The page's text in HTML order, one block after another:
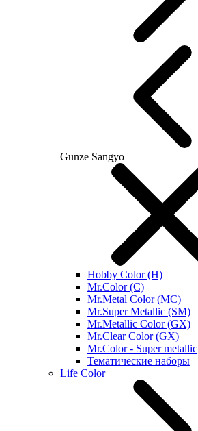
Gunze Sangyo
Hobby Color (H)
Mr.Color (C)
Mr.Metal Color (MC)
Mr.Super Metallic (SM)
Mr.Metallic Color (GX)
Mr.Clear Color (GX)
Mr.Color - Super metallic
Тематические наборы
Life Color